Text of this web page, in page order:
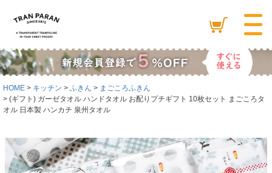
HOME キッチン ふきん
まごころふきん
(ギフト) ガーゼタオル ハンドタオル お配りプチギフト 10枚セット まごころタ
オル 日本製 ハンカチ 泉州タオル